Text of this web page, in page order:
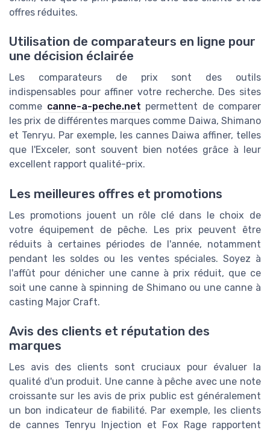
offres réduites.
Utilisation de comparateurs en ligne pour
une décision éclairée
Les comparateurs de prix sont des outils
indispensables pour affiner votre recherche. Des sites
comme canne-a-peche.net permettent de comparer
les prix de différentes marques comme Daiwa, Shimano
et Tenryu. Par exemple, les cannes Daiwa affiner, telles
que l'Exceler, sont souvent bien notées grâce à leur
excellent rapport qualité-prix.
Les meilleures offres et promotions
Les promotions jouent un rôle clé dans le choix de
votre équipement de pêche. Les prix peuvent être
réduits à certaines périodes de l'année, notamment
pendant les soldes ou les ventes spéciales. Soyez à
l'affût pour dénicher une canne à prix réduit, que ce
soit une canne à spinning de Shimano ou une canne à
casting Major Craft.
Avis des clients et réputation des
marques
Les avis des clients sont cruciaux pour évaluer la
qualité d'un produit. Une canne à pêche avec une note
croissante sur les avis de prix public est généralement
un bon indicateur de fiabilité. Par exemple, les clients
de cannes Tenryu Injection et Fox Rage rapportent